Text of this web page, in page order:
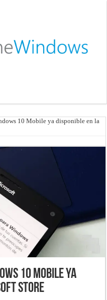
10 Mobile ya disponible en la
10 Mobile ya
Store